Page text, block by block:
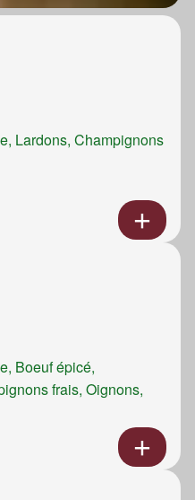
Lardons, Champignons
Boeuf épicé,
frais, Oignons,